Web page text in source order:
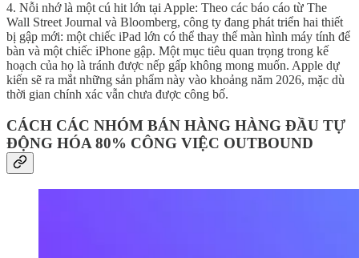
4. Nỗi nhớ là một cú hit lớn tại Apple: Theo các báo cáo từ The
Wall Street Journal và Bloomberg, công ty đang phát triển hai thiết
bị gập mới: một chiếc iPad lớn có thể thay thế màn hình máy tính để
bàn và một chiếc iPhone gập. Một mục tiêu quan trọng trong kế
hoạch của họ là tránh được nếp gấp không mong muốn. Apple dự
kiến sẽ ra mắt những sản phẩm này vào khoảng năm 2026, mặc dù
thời gian chính xác vẫn chưa được công bố.
CÁCH CÁC NHÓM BÁN HÀNG HÀNG ĐẦU TỰ
ĐỘNG HÓA 80% CÔNG VIỆC OUTBOUND